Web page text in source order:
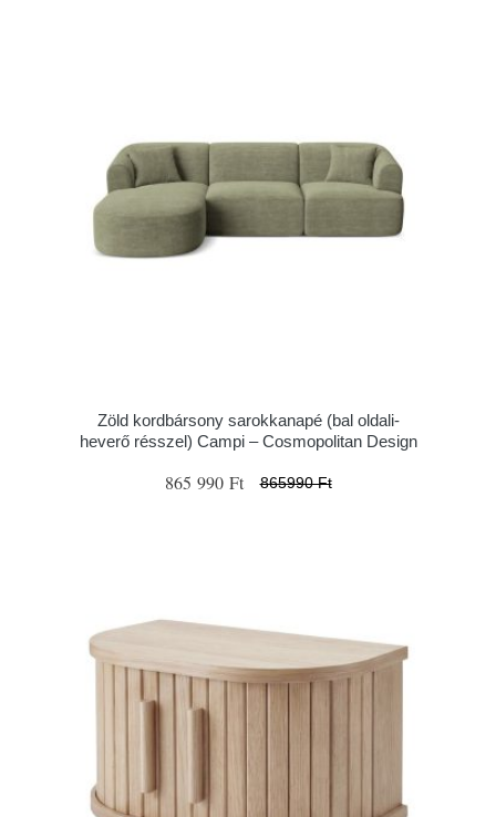
Zöld kordbársony sarokkanapé (bal oldali-
heverő résszel) Campi – Cosmopolitan Design
865 990 Ft 865990 Ft